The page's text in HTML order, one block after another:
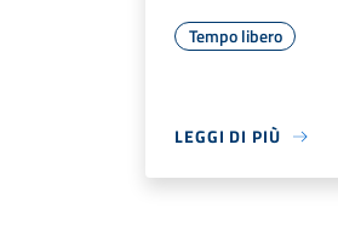
Tempo libero
LEGGI DI PIÙ